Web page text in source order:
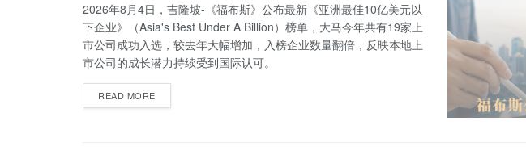
2026年8月4日，吉隆坡-《福布斯》公布最新《亚洲最佳10亿美元以
下企业》（Asia's Best Under A Billion）榜单，大马今年共有19家上
市公司成功入选，较去年大幅增加，入榜企业数量翻倍，反映本地上
市公司的成长潜力持续受到国际认可。
READ MORE